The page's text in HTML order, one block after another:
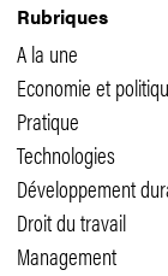
Rubriques
A la une
Economie et
Pratique
Technologies
Développement
Droit du travail
Management